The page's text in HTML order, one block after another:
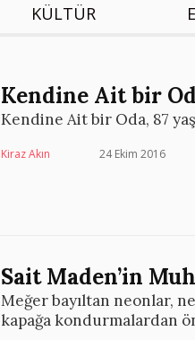
KÜLTÜR
Kendine Ait bir
Kendine Ait bir Oda, 87
Kiraz Akın 24 Ekim 2016
Sait Maden’in
Meğer bayıltan neonlar,
kapağa kondurmalardan